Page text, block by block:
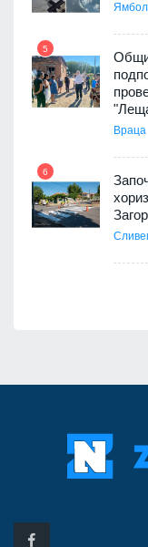
Ямбол
5
Враца
6